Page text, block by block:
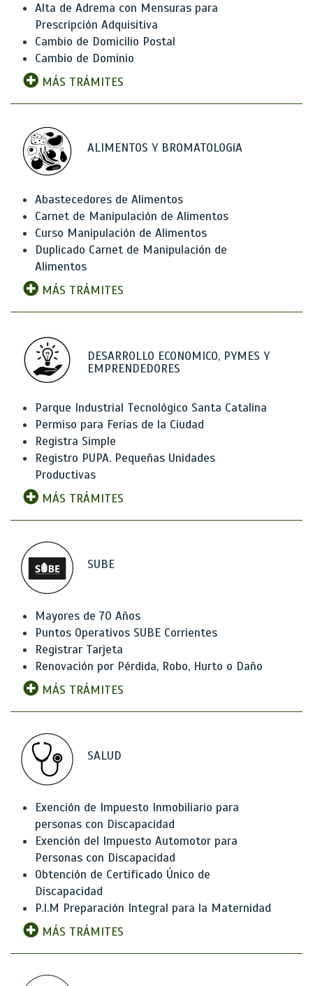
Alta de Adrema con Mensuras para
Prescripción Adquisitiva
Cambio de Domicilio Postal
Cambio de Dominio
MÁS TRÁMITES
ALIMENTOS Y BROMATOLOGíA
Abastecedores de Alimentos
Carnet de Manipulación de Alimentos
Curso Manipulación de Alimentos
Duplicado Carnet de Manipulación de
Alimentos
MÁS TRÁMITES
DESARROLLO ECONOMICO, PYMES Y
EMPRENDEDORES
Parque Industrial Tecnológico Santa Catalina
Permiso para Ferias de la Ciudad
Registra Simple
Registro PUPA. Pequeñas Unidades
Productivas
MÁS TRÁMITES
SUBE
Mayores de 70 Años
Puntos Operativos SUBE Corrientes
Registrar Tarjeta
Renovación por Pérdida, Robo, Hurto o Daño
MÁS TRÁMITES
SALUD
Exención de Impuesto Inmobiliario para
personas con Discapacidad
Exención del Impuesto Automotor para
Personas con Discapacidad
Obtención de Certificado Único de
Discapacidad
P.I.M Preparación Integral para la Maternidad
MÁS TRÁMITES